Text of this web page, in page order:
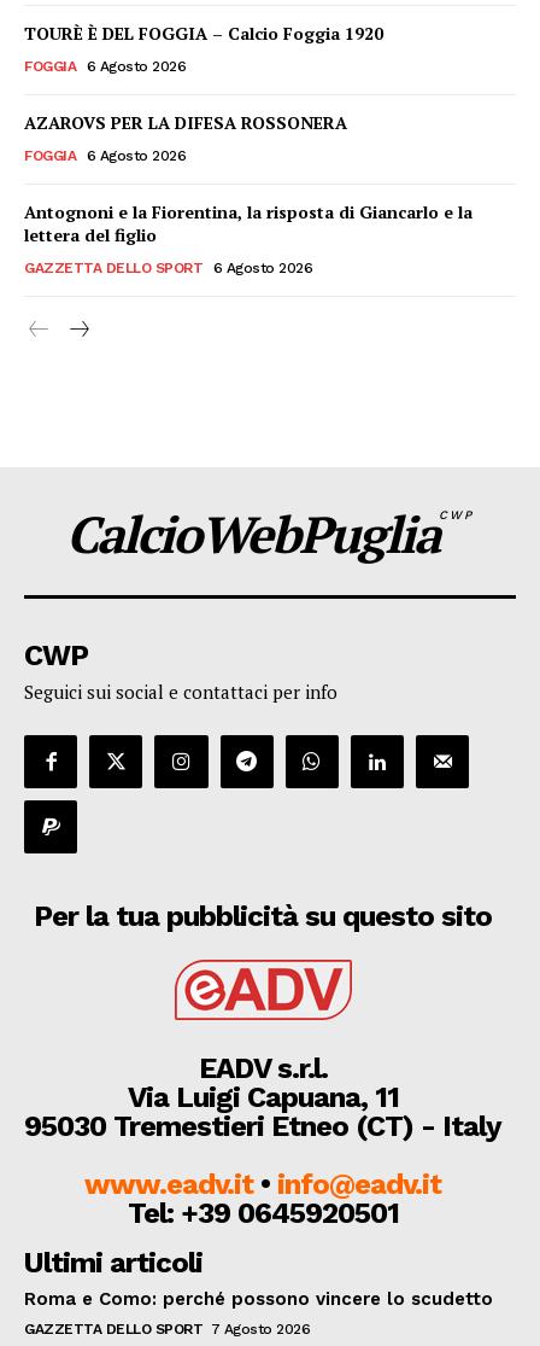
TOURÈ È DEL FOGGIA – Calcio Foggia 1920
FOGGIA 6 Agosto 2026
AZAROVS PER LA DIFESA ROSSONERA
FOGGIA 6 Agosto 2026
Antognoni e la Fiorentina, la risposta di Giancarlo e la
lettera del figlio
GAZZETTA DELLO SPORT 6 Agosto 2026
CalcioWebPugliaCWP
CWP
Seguici sui social e contattaci per info
Per la tua pubblicità su questo sito
EADV s.r.l.
Via Luigi Capuana, 11
95030 Tremestieri Etneo (CT) - Italy
www.eadv.it• info@eadv.it
Tel: +39 0645920501
Ultimi articoli
Roma e Como: perché possono vincere lo scudetto
GAZZETTA DELLO SPORT 7 Agosto 2026